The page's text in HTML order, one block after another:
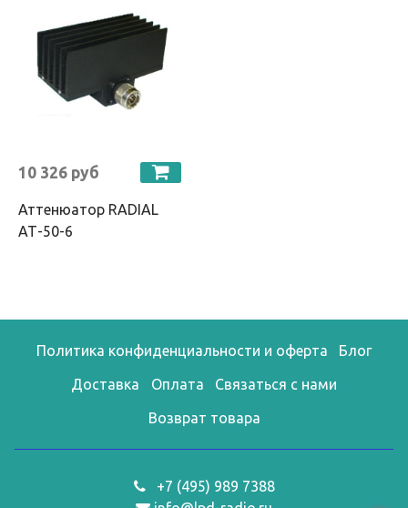
10 326 руб
Аттенюатор RADIAL
АТ-50-6
Политика конфиденциальности и оферта Блог
Доставка Оплата Связаться с нами
Возврат товара
+7 (495) 989 7388